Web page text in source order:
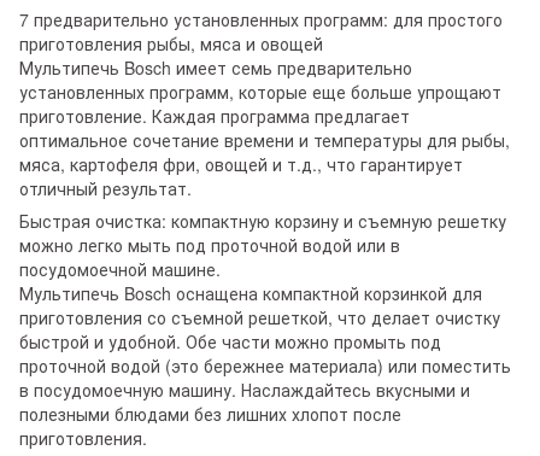
7 предварительно установленных программ: для простого
приготовления рыбы, мяса и овощей
Мультипечь Bosch имеет семь предварительно
установленных программ, которые еще больше упрощают
приготовление. Каждая программа предлагает
оптимальное сочетание времени и температуры для рыбы,
мяса, картофеля фри, овощей и т.д., что гарантирует
отличный результат.
Быстрая очистка: компактную корзину и съемную решетку
можно легко мыть под проточной водой или в
посудомоечной машине.
Мультипечь Bosch оснащена компактной корзинкой для
приготовления со съемной решеткой, что делает очистку
быстрой и удобной. Обе части можно промыть под
проточной водой (это бережнее материала) или поместить
в посудомоечную машину. Наслаждайтесь вкусными и
полезными блюдами без лишних хлопот после
приготовления.